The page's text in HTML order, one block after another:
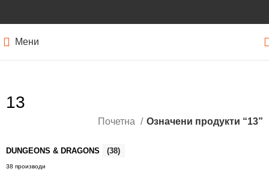
Мени
13
Почетна Означени продукти “13”
DUNGEONS & DRAGONS (38)
38 производи